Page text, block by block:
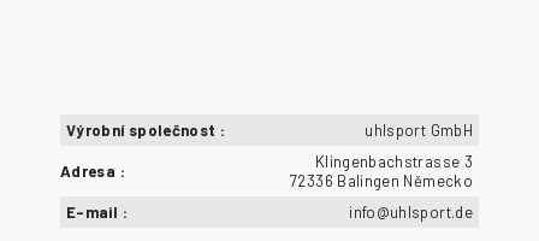
Výrobní společnost : uhlsport GmbH
Adresa :
Klingenbachstrasse 3
72336 Balingen Německo
E-mail : info@uhlsport.de